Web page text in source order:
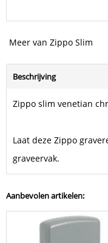
Meer van Zippo Slim
Beschrijving
Zippo slim venetian
Laat deze Zippo
graveervak.
Aanbevolen artikelen: